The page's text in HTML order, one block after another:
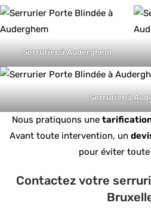
Serrurier à Auderghem
Serrurier à
Nous pratiquons une
Avant toute intervention, un
pour éviter
Contactez votre